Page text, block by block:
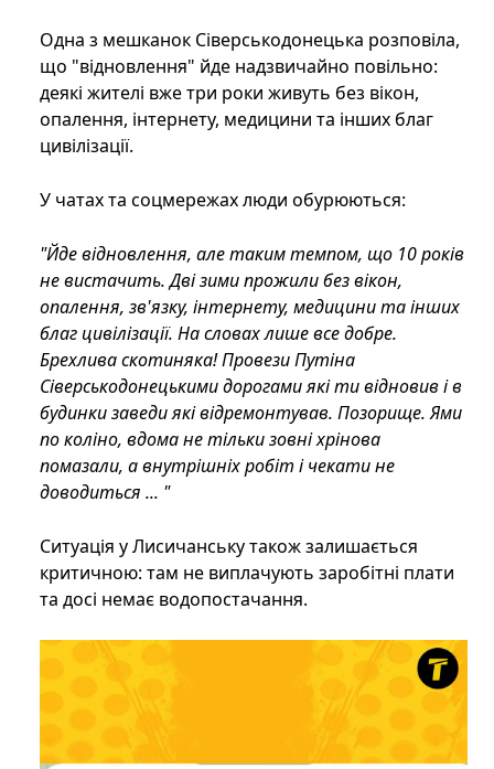
Одна з мешканок Сіверськодонецька розповіла,
що "відновлення" йде надзвичайно повільно:
деякі жителі вже три роки живуть без вікон,
опалення, інтернету, медицини та інших благ
цивілізації.
У чатах та соцмережах люди обурюються:
"Йде відновлення, але таким темпом, що 10 років
не вистачить. Дві зими прожили без вікон,
опалення, зв'язку, інтернету, медицини та інших
благ цивілізації. На словах лише все добре.
Брехлива скотиняка! Провези Путіна
Сіверськодонецькими дорогами які ти відновив і в
будинки заведи які відремонтував. Позорище. Ями
по коліно, вдома не тільки зовні хрінова
помазали, а внутрішніх робіт і чекати не
доводиться ... "
Ситуація у Лисичанську також залишається
критичною: там не виплачують заробітні плати
та досі немає водопостачання.